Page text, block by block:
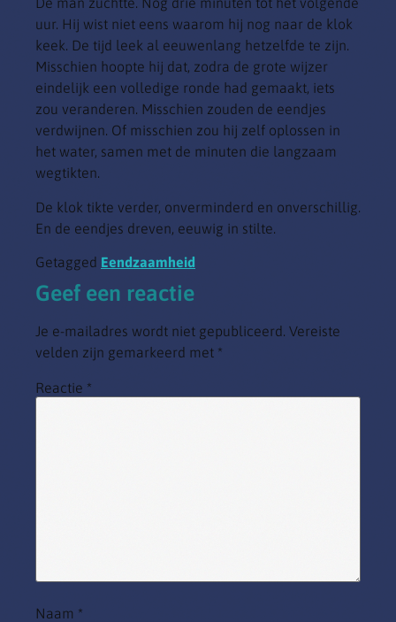
uur. Hij wist niet eens waarom hij nog naar de klok
keek. De tijd leek al eeuwenlang hetzelfde te zijn.
Misschien hoopte hij dat, zodra de grote wijzer
eindelijk een volledige ronde had gemaakt, iets
zou veranderen. Misschien zouden de eendjes
verdwijnen. Of misschien zou hij zelf oplossen in
het water, samen met de minuten die langzaam
wegtikten.
De klok tikte verder, onverminderd en onverschillig.
En de eendjes dreven, eeuwig in stilte.
Getagged Eendzaamheid
Geef een reactie
Je e-mailadres wordt niet gepubliceerd. Vereiste
velden zijn gemarkeerd met *
Reactie *
Naam *